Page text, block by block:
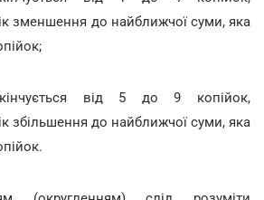
зменшення до найближчої суми, яка
від 5 до 9 копійок,
збільшення до найближчої суми, яка